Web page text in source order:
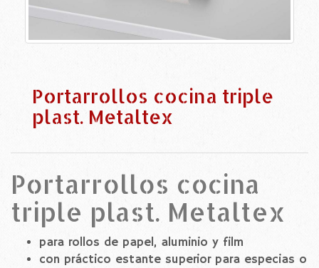
Portarrollos cocina triple
plast. Metaltex
Portarrollos cocina
triple plast. Metaltex
para rollos de papel, aluminio y film
con práctico estante superior para especias o